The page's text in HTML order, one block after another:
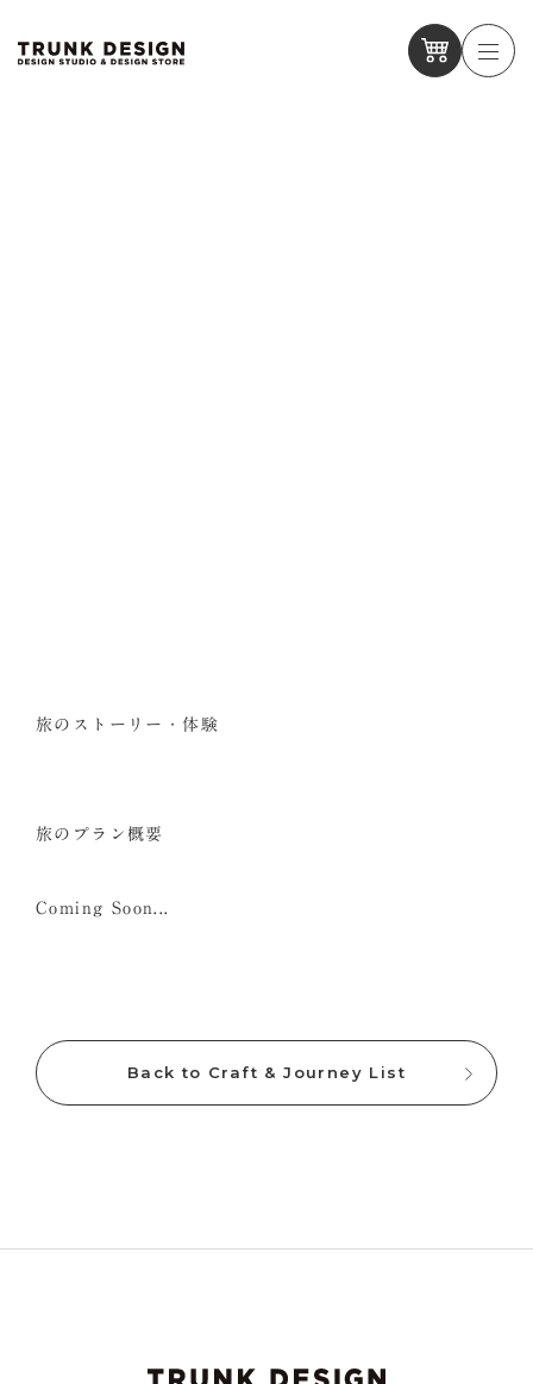
た皆さま、ありがとうございました。
【イベントレポート】6月28日トークイベントにご参加いただい
旅のストーリー・体験
旅のプラン概要
Coming Soon...
Back to Craft & Journey List